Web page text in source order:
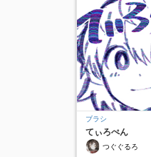
ブラシ
てぃろぺん
つぐぐるろ